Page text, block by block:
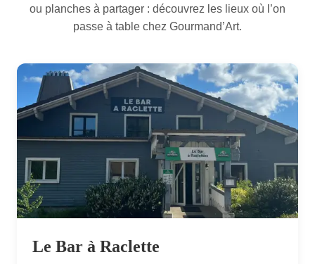
ou planches à partager : découvrez les lieux où l’on
passe à table chez Gourmand’Art.
Le Bar à Raclette